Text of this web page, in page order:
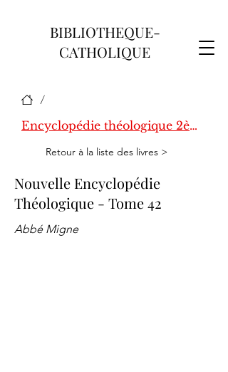
BIBLIOTHEQUE-
CATHOLIQUE
/
Encyclopédie théologique 2ème série
Retour à la liste des livres >
Nouvelle Encyclopédie
Théologique - Tome 42
Abbé Migne